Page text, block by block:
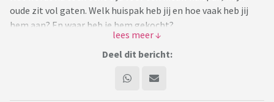
oude zit vol gaten. Welk huispak heb jij en hoe vaak heb jij
hem aan? En waar heb je hem gekocht?
Ik zie voldoende leuke pakken alleen vind ik sommige te duur.
Deel dit bericht: